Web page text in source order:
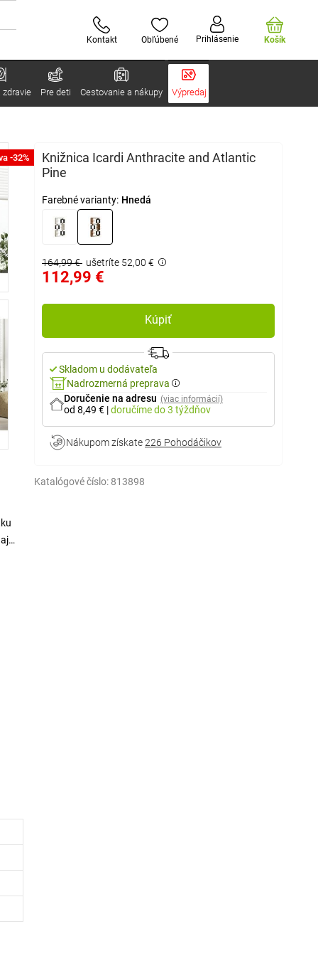
Kontakt Obľúbené Prihlásenie Košík
zdravie Pre deti Cestovanie a nákupy Výpredaj
-32%
Knižnica Icardi Anthracite and Atlantic
Pine
Farebné varianty: Hnedá
164,99 € ušetríte 52,00 €
112,99 €
Kúpiť
Skladom u dodávateľa
Nadrozmerná preprava
Doručenie na adresu (viac informácií)
od 8,49 € |doručímedo 3 týždňov
Nákupom získate226 Pohodáčikov
Katalógové číslo: 813898